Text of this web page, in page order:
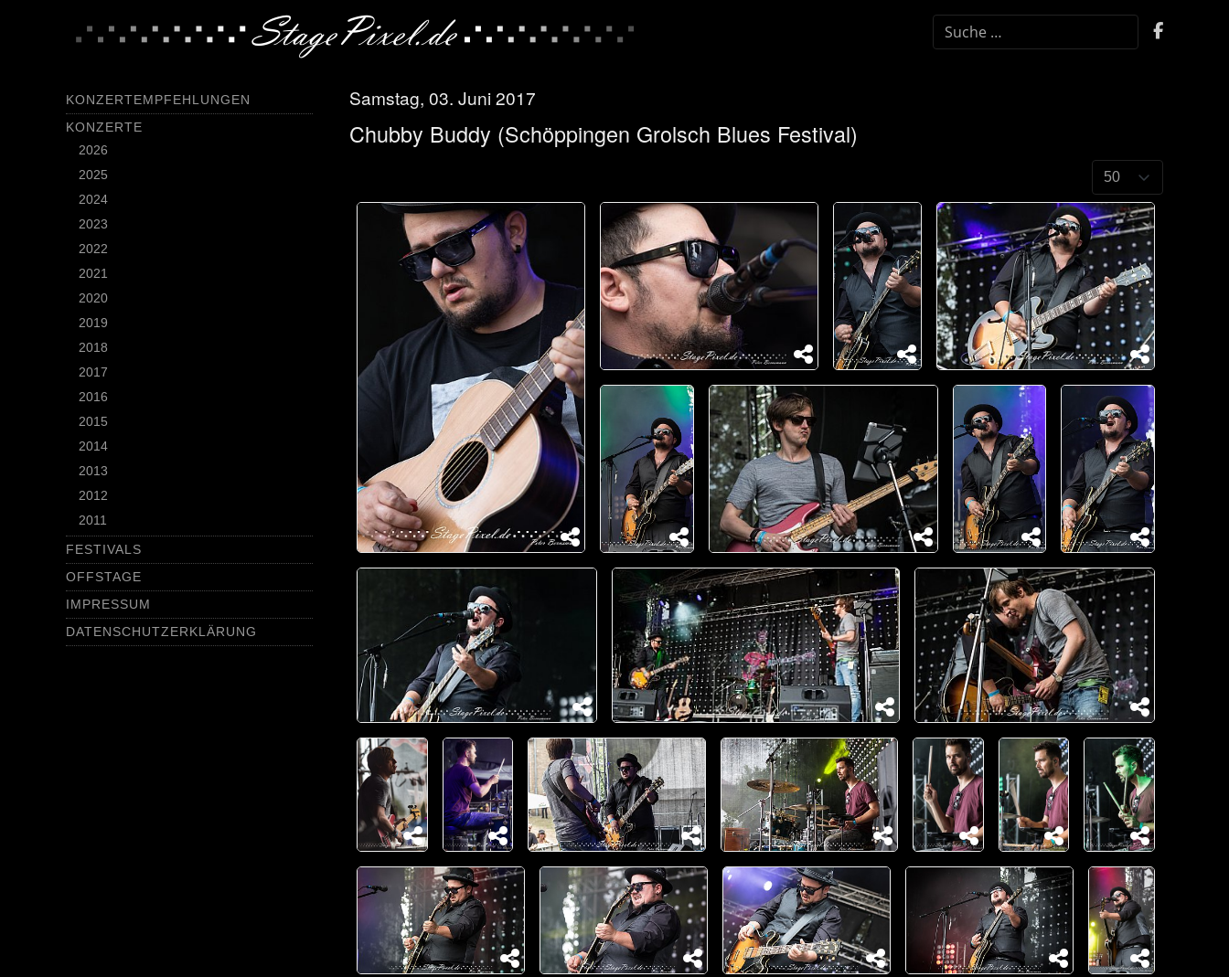
SUCHEN
KONZERTEMPFEHLUNGEN
KONZERTE
2026
2025
2024
2023
2022
2021
2020
2019
2018
2017
2016
2015
2014
2013
2012
2011
FESTIVALS
OFFSTAGE
IMPRESSUM
DATENSCHUTZERKLÄRUNG
Samstag, 03. Juni 2017
Chubby Buddy (Schöppingen Grolsch Blues Festival)